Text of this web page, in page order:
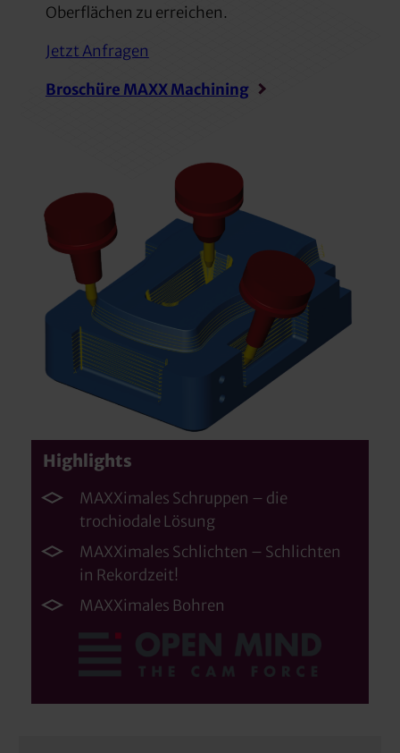
Oberflächen zu erreichen.
Jetzt Anfragen
Broschüre MAXX Machining
Highlights
MAXXimales Schruppen – die
trochiodale Lösung
MAXXimales Schlichten – Schlichten
in Rekordzeit!
MAXXimales Bohren